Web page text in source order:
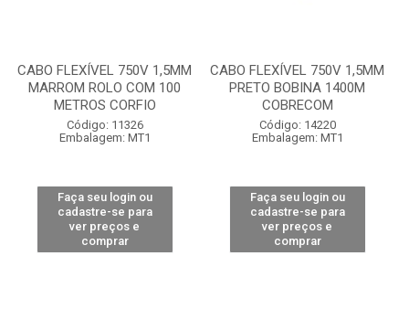
CABO FLEXÍVEL 750V 1,5MM
MARROM ROLO COM 100
METROS CORFIO
Código: 11326
Embalagem: MT1
Faça seu login ou
cadastre-se para
ver preços e
comprar
CABO FLEXÍVEL 750V 1,5MM
PRETO BOBINA 1400M
COBRECOM
Código: 14220
Embalagem: MT1
Faça seu login ou
cadastre-se para
ver preços e
comprar